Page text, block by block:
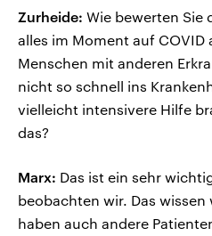
Zurheide: Wie bewerten Sie
alles im Moment auf COVID
Menschen mit anderen
nicht so schnell ins
vielleicht intensivere Hilfe
das?
Marx: Das ist ein sehr
beobachten wir. Das
haben auch andere